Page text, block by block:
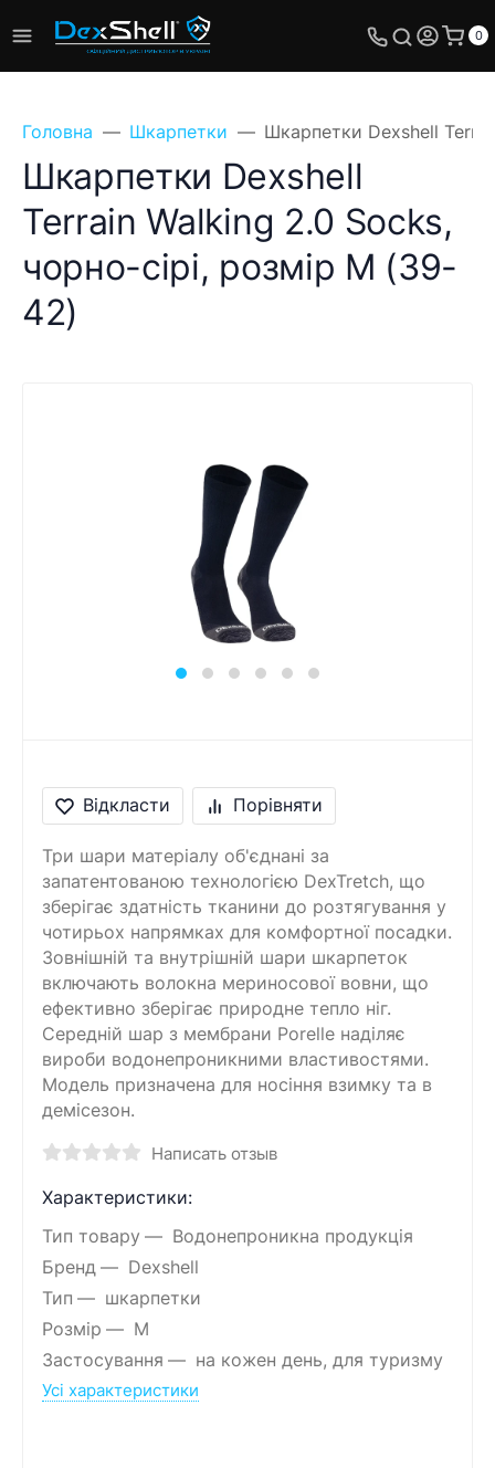
0
Головна Шкарпетки Шкарпетки Dexshell
Шкарпетки Dexshell
Terrain Walking 2.0 Socks,
чорно-сірі, розмір M (39-
42)
Відкласти Порівняти
Три шари матеріалу об'єднані за
запатентованою технологією DexTretch, що
зберігає здатність тканини до розтягування у
чотирьох напрямках для комфортної посадки.
Зовнішній та внутрішній шари шкарпеток
включають волокна мериносової вовни, що
ефективно зберігає природне тепло ніг.
Середній шар з мембрани Porelle наділяє
вироби водонепроникними властивостями.
Модель призначена для носіння взимку та в
демісезон.
Написать отзыв
Характеристики:
Тип товару
Водонепроникна продукція
Бренд
Dexshell
Тип
шкарпетки
Розмір
M
Застосування
на кожен день, для туризму
Усі характеристики